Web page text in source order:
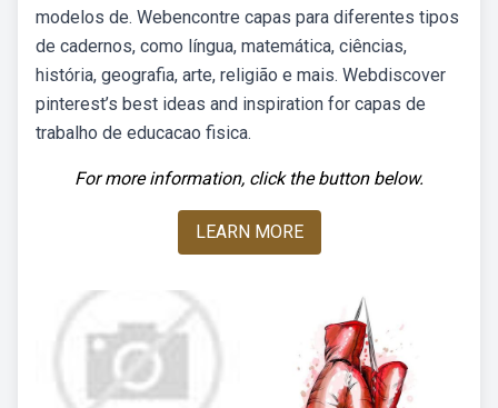
modelos de. Webencontre capas para diferentes tipos
de cadernos, como língua, matemática, ciências,
história, geografia, arte, religião e mais. Webdiscover
pinterest’s best ideas and inspiration for capas de
trabalho de educacao fisica.
For more information, click the button below.
LEARN MORE